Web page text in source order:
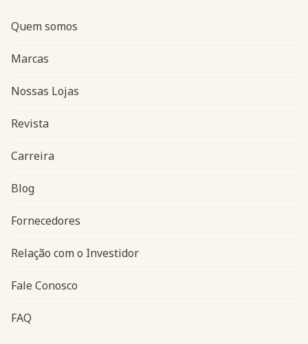
Navegação do rodapé
Quem somos
Marcas
Nossas Lojas
Revista
Carreira
Blog
Fornecedores
Relação com o Investidor
Fale Conosco
FAQ